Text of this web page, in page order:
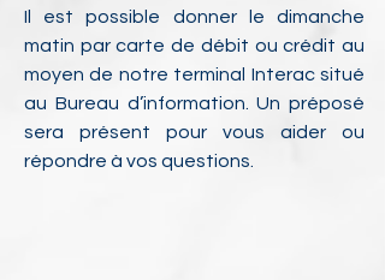
Il est possible donner le dimanche
matin par carte de débit ou crédit au
moyen de notre terminal Interac situé
au Bureau d’information. Un préposé
sera présent pour vous aider ou
répondre à vos questions.